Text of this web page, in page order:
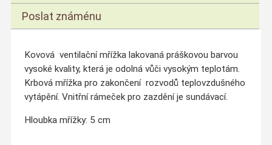
Poslat známénu
Kovová ventilační mřížka lakovaná práškovou barvou
vysoké kvality, která je odolná vůči vysokým teplotám.
Krbová mřížka pro zakončení rozvodů teplovzdušného
vytápění. Vnitřní rámeček pro zazdění je sundávací.
Hloubka mřížky: 5 cm